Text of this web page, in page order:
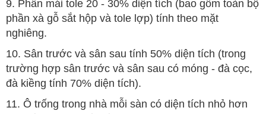
9. Phần mái tole 20 - 30% diện tích (bao gồm toàn bộ
phần xà gỗ sắt hộp và tole lợp) tính theo mặt
nghiêng.
10. Sân trước và sân sau tính 50% diện tích (trong
trường hợp sân trước và sân sau có móng - đà cọc,
đà kiềng tính 70% diện tích).
11. Ô trống trong nhà mỗi sàn có diện tích nhỏ hơn